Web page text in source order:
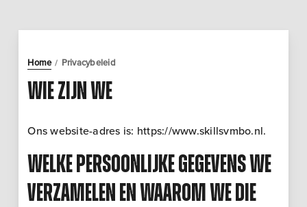
Home / Privacybeleid
Wie zijn we
Ons website-adres is: https://www.skillsvmbo.nl.
Welke persoonlijke gegevens we
verzamelen en waarom we die